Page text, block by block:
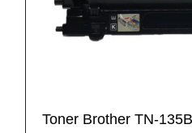
Toner Brother TN-